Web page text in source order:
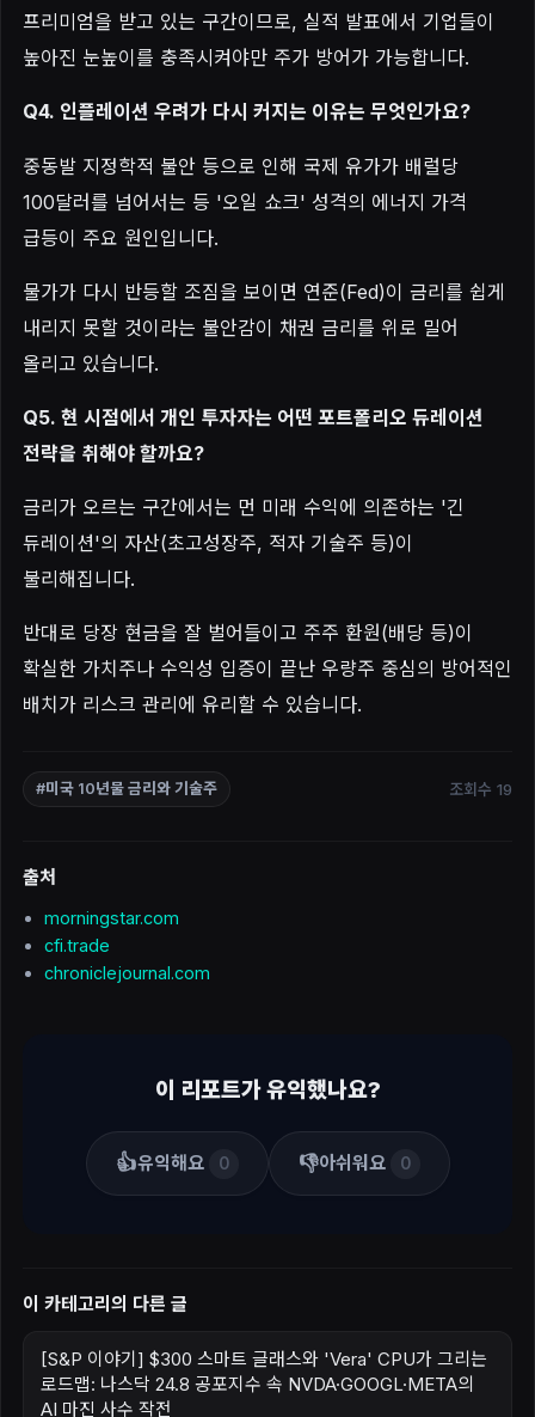
프리미엄을 받고 있는 구간이므로, 실적 발표에서 기업들이
높아진 눈높이를 충족시켜야만 주가 방어가 가능합니다.
Q4. 인플레이션 우려가 다시 커지는 이유는 무엇인가요?
중동발 지정학적 불안 등으로 인해 국제 유가가 배럴당
100달러를 넘어서는 등 '오일 쇼크' 성격의 에너지 가격
급등이 주요 원인입니다.
물가가 다시 반등할 조짐을 보이면 연준(Fed)이 금리를 쉽게
내리지 못할 것이라는 불안감이 채권 금리를 위로 밀어
올리고 있습니다.
Q5. 현 시점에서 개인 투자자는 어떤 포트폴리오 듀레이션
전략을 취해야 할까요?
금리가 오르는 구간에서는 먼 미래 수익에 의존하는 '긴
듀레이션'의 자산(초고성장주, 적자 기술주 등)이
불리해집니다.
반대로 당장 현금을 잘 벌어들이고 주주 환원(배당 등)이
확실한 가치주나 수익성 입증이 끝난 우량주 중심의 방어적인
배치가 리스크 관리에 유리할 수 있습니다.
#미국 10년물 금리와 기술주 조회수 19
출처
morningstar.com
cfi.trade
chroniclejournal.com
이 리포트가 유익했나요?
👍유익해요 0 👎아쉬워요 0
이 카테고리의 다른 글
[S&P 이야기] $300 스마트 글래스와 'Vera' CPU가 그리는
로드맵: 나스닥 24.8 공포지수 속 NVDA·GOOGL·META의
AI 마진 사수 작전